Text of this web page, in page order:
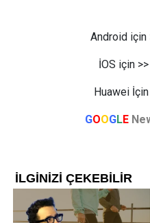
Android için
İOS için >>
Huawei
GOOGLE